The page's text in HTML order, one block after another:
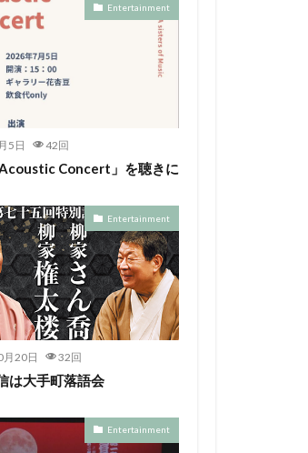
Entertainment
5日 42回
Acoustic Concert」を聴きに
Entertainment
20日 32回
は大手町落語会
Entertainment